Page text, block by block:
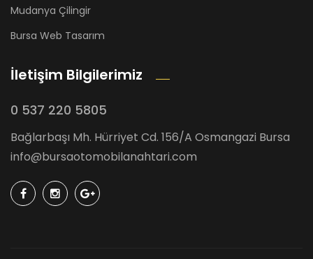
Mudanya Çilingir
Bursa Web Tasarım
İletişim Bilgilerimiz
0 537 220 5805
Bağlarbaşı Mh. Hürriyet Cd. 156/A Osmangazi Bursa
info@bursaotomobilanahtari.com